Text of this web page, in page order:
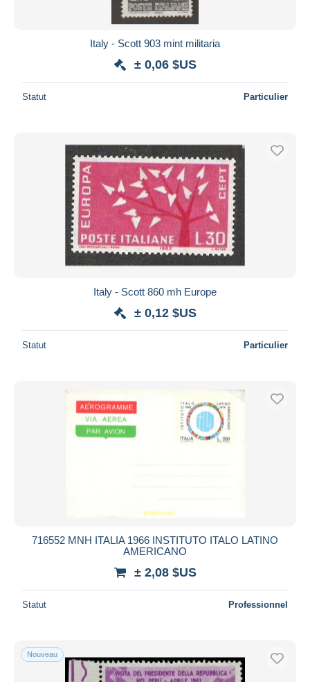
Italy - Scott 903 mint militaria
± 0,06 $US
Statut Particulier
Italy - Scott 860 mh Europe
± 0,12 $US
Statut Particulier
716552 MNH ITALIA 1966 INSTITUTO ITALO LATINO
AMERICANO
± 2,08 $US
Statut Professionnel
Nouveau